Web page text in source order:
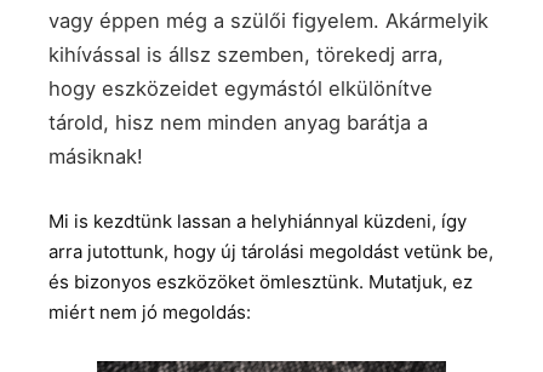
vagy éppen még a szülői figyelem. Akármelyik
kihívással is állsz szemben, törekedj arra,
hogy eszközeidet egymástól elkülönítve
tárold, hisz nem minden anyag barátja a
másiknak!
Mi is kezdtünk lassan a helyhiánnyal küzdeni, így
arra jutottunk, hogy új tárolási megoldást vetünk be,
és bizonyos eszközöket ömlesztünk. Mutatjuk, ez
miért nem jó megoldás: